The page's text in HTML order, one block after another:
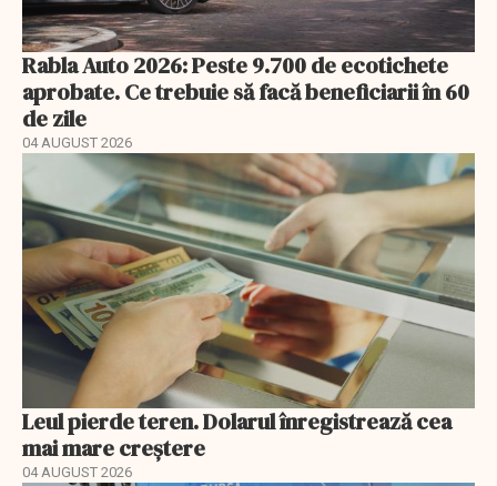
Rabla Auto 2026: Peste 9.700 de ecotichete
aprobate. Ce trebuie să facă beneficiarii în 60
de zile
04 AUGUST 2026
Leul pierde teren. Dolarul înregistrează cea
mai mare creștere
04 AUGUST 2026